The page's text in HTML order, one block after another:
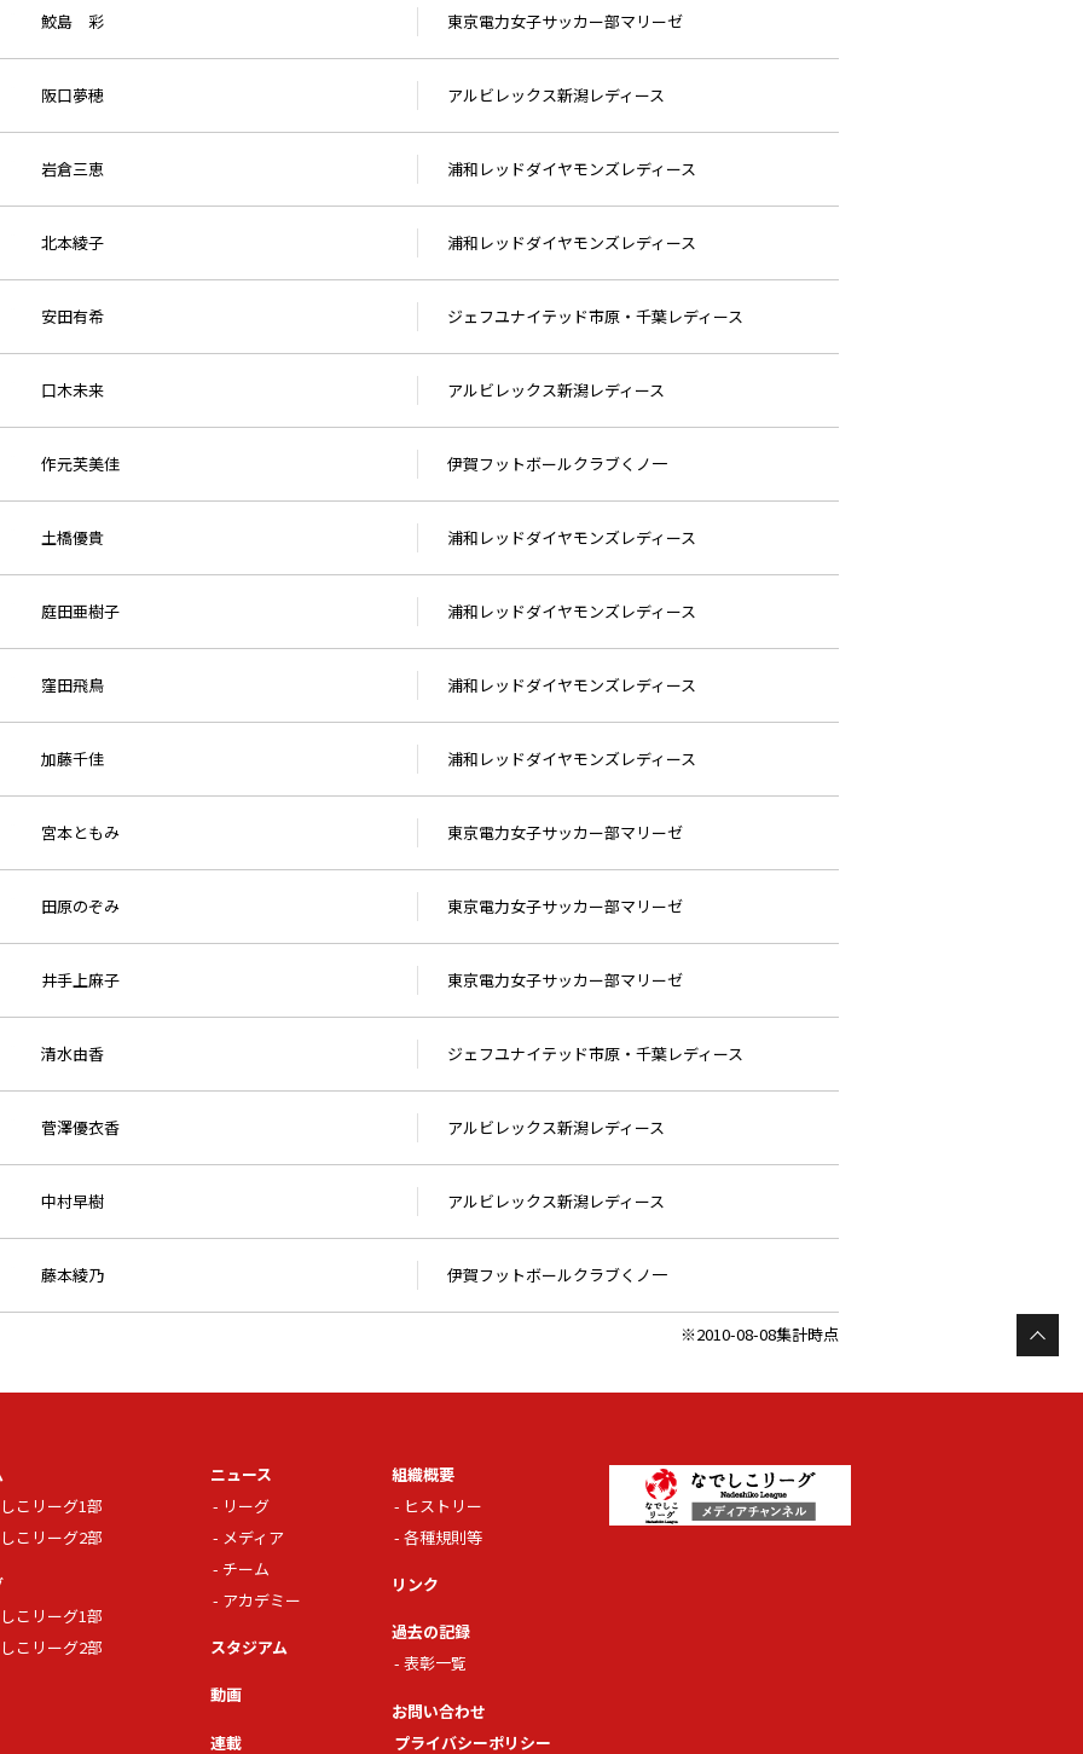
鮫島 彩 東京電力女子サッカー部マリーゼ
阪口夢穂 アルビレックス新潟レディース
岩倉三恵 浦和レッドダイヤモンズレディース
北本綾子 浦和レッドダイヤモンズレディース
安田有希 ジェフユナイテッド市原・千葉レディース
口木未来 アルビレックス新潟レディース
作元芙美佳 伊賀フットボールクラブくノ一
土橋優貴 浦和レッドダイヤモンズレディース
庭田亜樹子 浦和レッドダイヤモンズレディース
窪田飛鳥 浦和レッドダイヤモンズレディース
加藤千佳 浦和レッドダイヤモンズレディース
宮本ともみ 東京電力女子サッカー部マリーゼ
田原のぞみ 東京電力女子サッカー部マリーゼ
井手上麻子 東京電力女子サッカー部マリーゼ
清水由香 ジェフユナイテッド市原・千葉レディース
菅澤優衣香 アルビレックス新潟レディース
中村早樹 アルビレックス新潟レディース
藤本綾乃 伊賀フットボールクラブくノ一
※2010-08-08集計時点
こリーグ1部
こリーグ2部
こリーグ1部
こリーグ2部
ニュース
リーグ
メディア
チーム
アカデミー
スタジアム
動画
連載
組織概要
ヒストリー
各種規則等
リンク
過去の記録
表彰一覧
お問い合わせ
プライバシーポリシー